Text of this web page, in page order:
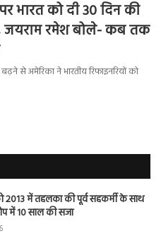
भारत को दी 30 दिन की
जयराम रमेश बोले- कब तक
से अमेरिका ने भारतीय रिफाइनरियों को
में तहलका की पूर्व सहकर्मी के साथ
में 10 साल की सजा